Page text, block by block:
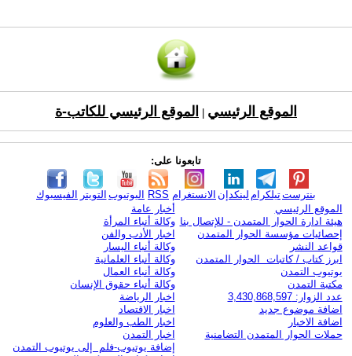
الموقع الرئيسي الموقع الرئيسي للكاتب-ة
تابعونا على:
الفيسبوك التويتر اليوتيوب RSS الانستغرام لينكدإن تيلكرامبنترست
الموقع الرئيسي
هيئة ادارة الحوار المتمدن - للإتصال بنا
إحصائيات مؤسسة الحوار المتمدن
قواعد النشر
ابرز كتاب / كاتبات الحوار المتمدن
يوتيوب التمدن
مكتبة التمدن
عدد الزوار: 3,430,868,597
اضافة موضوع جديد
اضافة الاخبار
حملات الحوار المتمدن التضامنية
أخبار عامة
وكالة أنباء المرأة
اخبار الأدب والفن
وكالة أنباء اليسار
وكالة أنباء العلمانية
وكالة أنباء العمال
وكالة أنباء حقوق الإنسان
اخبار الرياضة
اخبار الاقتصاد
اخبار الطب والعلوم
اخبار التمدن
إضافة يوتيوب-فلم إلى يوتيوب التمدن